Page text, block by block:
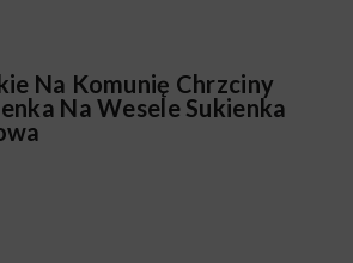
Na Komunię Chrzciny
Na Wesele Sukienka